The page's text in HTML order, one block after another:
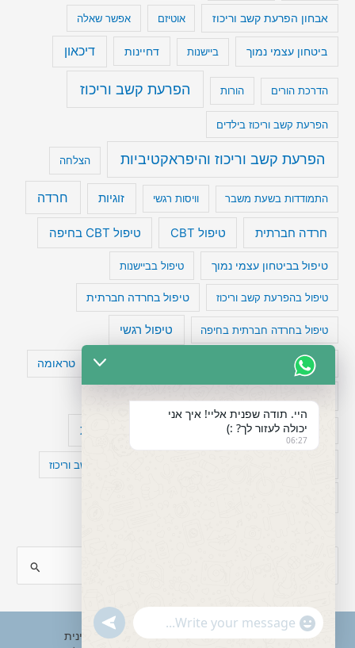
אבחון הפרעת קשב וריכוז אוטיזם אפשר שאלה
ביטחון עצמי נמוך ביישנות דחיינות דיכאון
הדרכת הורים הורות הפרעת קשב וריכוז
הפרעת קשב וריכוז בילדים
הפרעת קשב וריכוז והיפראקטיביות הצלחה
התמודדות בשעת משבר וויסות רגשי זוגיות חרדה
חרדה חברתית טיפול CBT טיפול CBT בחיפה
טיפול בביטחון עצמי נמוך טיפול בביישנות
טיפול בהפרעת קשב וריכוז טיפול בחרדה חברתית
טיפול בחרדה חברתית בחיפה טיפול רגשי
טיפול תרופתי להפרעת קשב טעויות חשיבה טראומה
מפורסמים עם הפרעת קשב עיצות
קומורבידיות להפרעת קשב וריכוז
a
Copyright © 2026 ענבל טננבאום - עו"ס קלינית
היי. תודה שפנית אליי! איך אני
יכולה לעזור לך? :)
06:27
"+chaty_settings.lang.emoji_picker+"
WhatsApp
undefined